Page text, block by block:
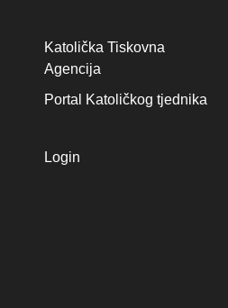
Katolička Tiskovna
Agencija
Portal Katoličkog tjednika
Login